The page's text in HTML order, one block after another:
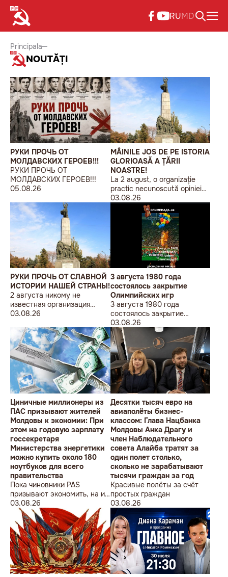
RUMD
Principala
NOUTĂȚI
РУКИ ПРОЧЬ ОТ
МОЛДАВСКИХ ГЕРОЕВ!!!
РУКИ ПРОЧЬ ОТ
МОЛДАВСКИХ ГЕРОЕВ!!!
05.08.26
MÂINILE JOS DE PE ISTORIA
GLORIOASĂ A ȚĂRII
NOASTRE!
La 2 august, o organizație
practic necunoscută opiniei
publice, autointitulată „Liga
Studenților Basarabeni”, a
organizat la Chișinău o
acțiune de protest modestă,
sub sloganul „În Uniunea
Europeană fără monumente
sovietice”.
03.08.26
РУКИ ПРОЧЬ ОТ СЛАВНОЙ
ИСТОРИИ НАШЕЙ СТРАНЫ!
2 августа никому не
известная организация
«Лига бессарабских
Кишиневе малочисленную
акцию «В Европейский Союз
без советских памятников».
03.08.26
3 августа 1980 года
состоялось закрытие
Олимпийских игр
3 августа 1980 года
состоялось закрытие
Олимпийских игр
03.08.26
Циничные миллионеры из
ПАС призывают жителей
Молдовы к экономии: При
этом на годовую зарплату
госсекретаря
Министерства энергетики
можно купить около 180
ноутбуков для всего
правительства
Пока чиновники PAS
призывают экономить, на их
собственные доходы можно
купить технику для целого
учреждения
03.08.26
Десятки тысяч евро на
авиаполёты бизнес-
классом: Глава Нацбанка
Молдовы Анка Драгу и
член Наблюдательного
совета Алайба тратят за
один полет столько,
сколько не зарабатывают
тысячи граждан за год
Красивые полёты за счёт
простых граждан
03.08.26